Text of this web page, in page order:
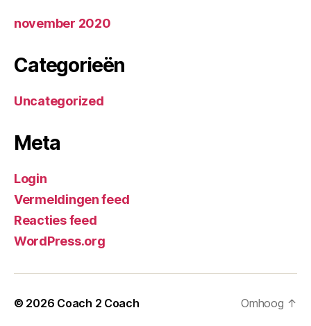
november 2020
Categorieën
Uncategorized
Meta
Login
Vermeldingen feed
Reacties feed
WordPress.org
© 2026 Coach 2 Coach Omhoog ↑